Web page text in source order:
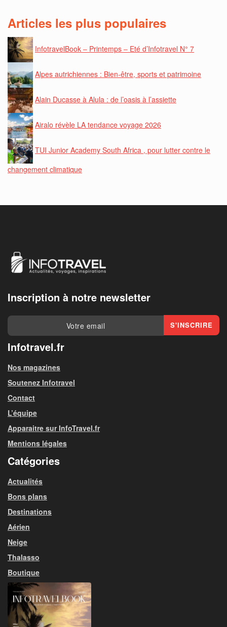
Articles les plus populaires
InfotravelBook – Printemps – Eté d’Infotravel N° 7
Alpes autrichiennes : Bien-être, sports et patrimoine
Alain Ducasse à Alula : de l’oasis à l’assiette
Airalo révèle LA tendance voyage 2026
TUI Junior Academy South Africa , pour lutter contre le
changement climatique
Inscription à notre newsletter
Infotravel.fr
Nos magazines
Soutenez Infotravel
Contact
L’équipe
Apparaitre sur InfoTravel.fr
Mentions légales
Catégories
Actualités
Bons plans
Destinations
Aérien
Neige
Thalasso
Boutique